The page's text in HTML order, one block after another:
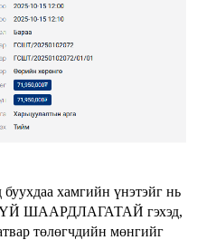
хамгийн үнэтэйг нь
ШААРДЛАГАТАЙ гэхэд,
төлөгчдийн мөнгийг